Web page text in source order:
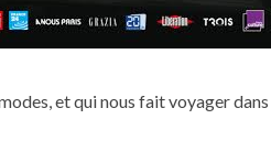
et qui nous fait voyager dans